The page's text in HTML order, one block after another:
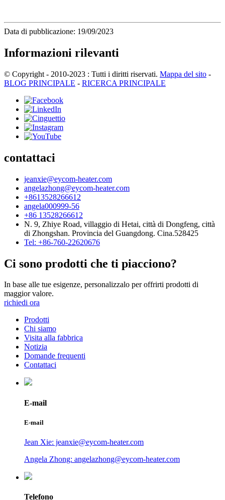
Data di pubblicazione: 19/09/2023
Informazioni rilevanti
© Copyright - 2010-2023 : Tutti i diritti riservati. Mappa del sito -
BLOG PRINCIPALE - RICERCA PRINCIPALE
contattaci
jeanxie@eycom-heater.com
angelazhong@eycom-heater.com
+8613528266612
angela000999-56
+86 13528266612
N. 9, Zhiye Road, villaggio di Hetai, città di Dongfeng, città
di Zhongshan. Provincia del Guangdong. Cina.528425
Tel: +86-760-22620676
Ci sono prodotti che ti piacciono?
In base alle tue esigenze, personalizzalo per offrirti prodotti di
maggior valore.
richiedi ora
Prodotti
Chi siamo
Visita alla fabbrica
Notizia
Domande frequenti
Contattaci
E-mail
E-mail
Jean Xie: jeanxie@eycom-heater.com
Angela Zhong: angelazhong@eycom-heater.com
Telefono